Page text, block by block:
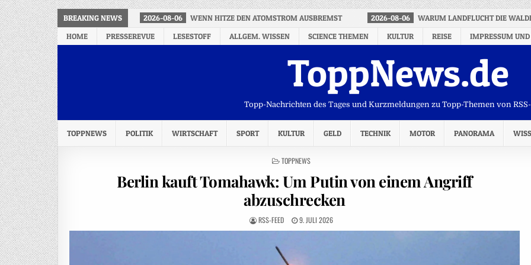
BREAKING NEWS 2026-08-06 WENN HITZE DEN ATOMSTROM AUSBREMST 2026-08-06 WARUM LANDFLUCHT DIE
HOME
PRESSEREVUE LESESTOFF ALLGEM. WISSEN SCIENCE THEMEN KULTUR REISE IMPRESSUM UND
ToppNews.de
Topp-Nachrichten des Tages und Kurzmeldungen zu Topp-Themen von
TOPPNEWS POLITIK WIRTSCHAFT SPORT KULTUR GELD TECHNIK MOTOR PANORAMA
POSTED
TOPPNEWS
Berlin kauft Tomahawk: Um Putin von einem Angriff
abzuschrecken
RSS-FEED 9. JULI 2026